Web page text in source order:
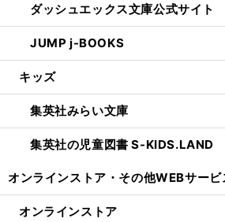
ダッシュエックス文庫公式サイト
JUMP j-BOOKS
キッズ
集英社みらい文庫
集英社の児童図書 S-KIDS.LAND
オンラインストア・ その他WEBサービ
オンラインストア